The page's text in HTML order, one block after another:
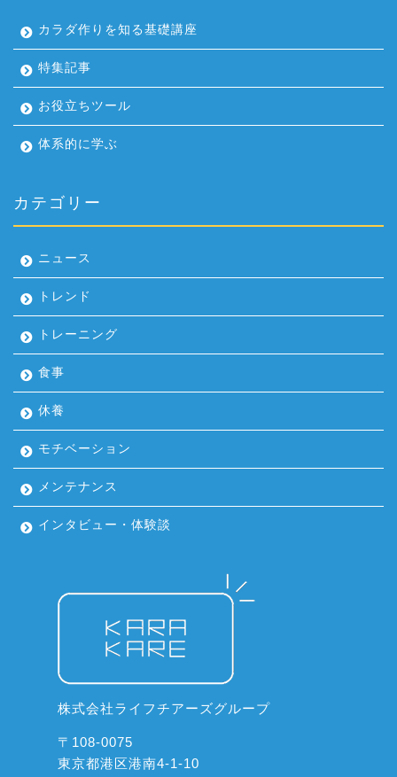
カラダ作りを知る基礎講座
特集記事
お役立ちツール
体系的に学ぶ
カテゴリー
ニュース
トレンド
トレーニング
食事
休養
モチベーション
メンテナンス
インタビュー・体験談
株式会社ライフチアーズグループ
〒108-0075
東京都港区港南4-1-10